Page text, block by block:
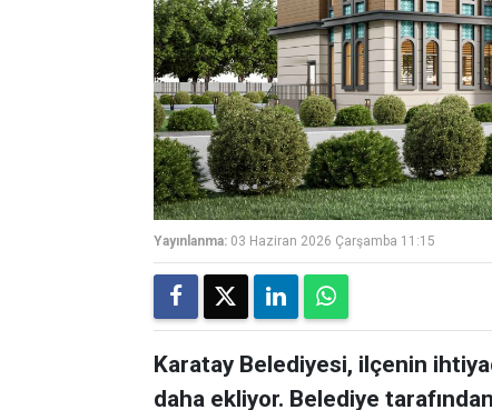
Yayınlanma: 03 Haziran 2026 Çarşamba 11:15
Karatay Belediyesi, ilçenin
daha ekliyor. Belediye